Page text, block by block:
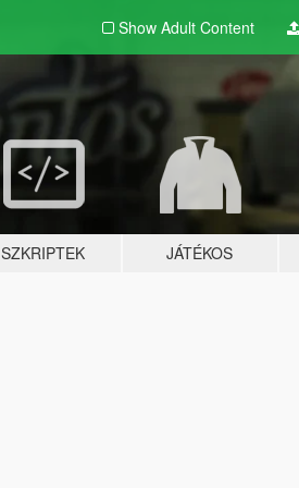
Show Adult Content
SZKRIPTEK JÁTÉKOS